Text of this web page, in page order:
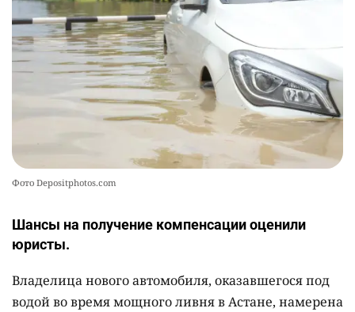
Фото Depositphotos.com
Шансы на получение компенсации оценили
юристы.
Владелица нового автомобиля, оказавшегося под
водой во время мощного ливня в Астане, намерена